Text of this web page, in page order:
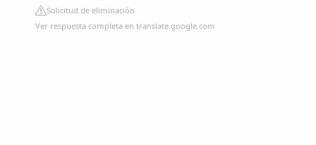
Solicitud de eliminación
Ver respuesta completa en translate.google.com